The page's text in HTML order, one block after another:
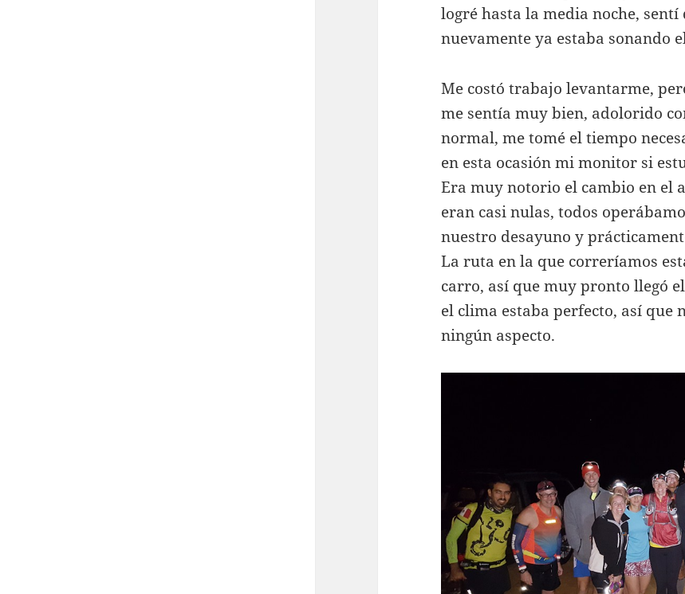
logré hasta la media noche,
nuevamente ya estaba sonando
Me costó trabajo levantarme,
me sentía muy bien, adolorido
normal, me tomé el tiempo
en esta ocasión mi monitor si
Era muy notorio el cambio en el
eran casi nulas, todos
nuestro desayuno y
La ruta en la que correríamos
carro, así que muy pronto llegó
el clima estaba perfecto, así que
ningún aspecto.